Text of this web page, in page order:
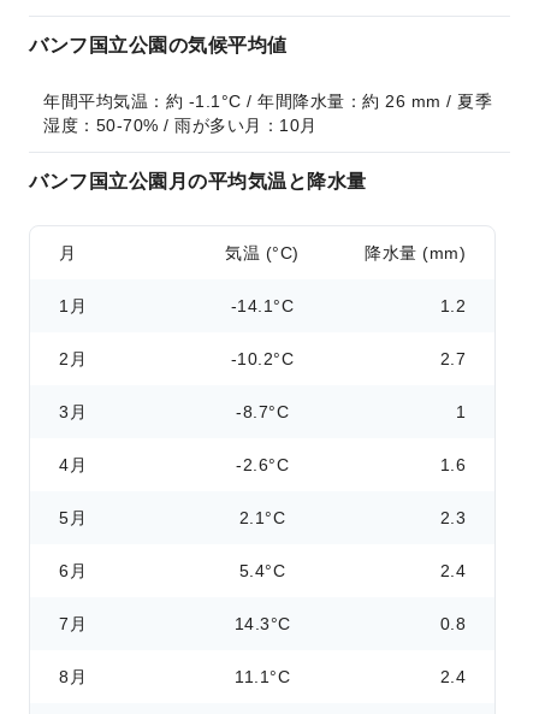
バンフ国立公園の気候平均値
年間平均気温：約 -1.1°C / 年間降水量：約 26 mm / 夏季
湿度：50-70% / 雨が多い月：10月
バンフ国立公園月の平均気温と降水量
月 気温 (°C) 降水量 (mm)
1月 -14.1°C 1.2
2月 -10.2°C 2.7
3月 -8.7°C 1
4月 -2.6°C 1.6
5月 2.1°C 2.3
6月 5.4°C 2.4
7月 14.3°C 0.8
8月 11.1°C 2.4